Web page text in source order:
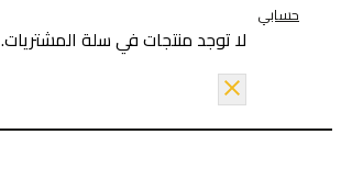
حسابي
لا توجد منتجات في سلة المشتريات.